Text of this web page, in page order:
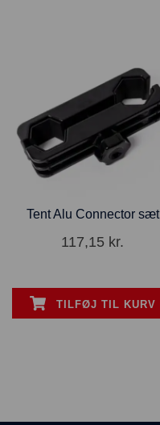
Tent Alu Connector sæt
117,15 kr.
TILFØJ TIL KURV